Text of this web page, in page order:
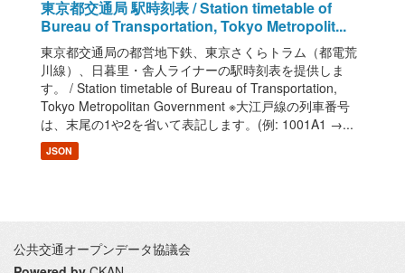
東京都交通局 駅時刻表 / Station timetable of
Bureau of Transportation, Tokyo Metropolit...
東京都交通局の都営地下鉄、東京さくらトラム（都電荒
川線）、日暮里・舎人ライナーの駅時刻表を提供しま
す。 / Station timetable of Bureau of Transportation,
Tokyo Metropolitan Government ※大江戸線の列車番号
は、末尾の1や2を省いて表記します。(例: 1001A1 →...
JSON
公共交通オープンデータ協議会